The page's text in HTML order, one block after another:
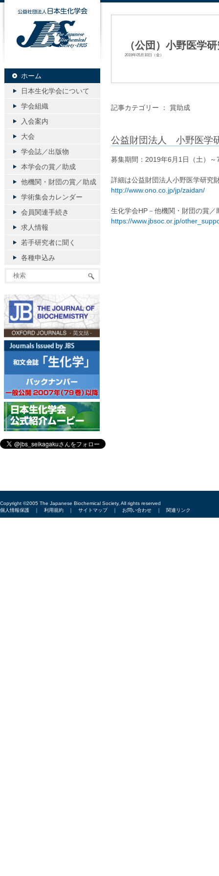
（公団）小野医学
2019年05月10日（金）
記事カテゴリー ： 賞助成
公益財団法人 小野医学
募集期間：2019年6月1日（土）～
詳細は公益財団法人小野医学研究
http://www.ono.co.jp/jp/zaidan/
生化学会HP－他機関・財団の賞／
https://www.jbsoc.or.jp/
公益社団法人日本生化学会
ホーム
日本生化学会について
学会組織
入会案内
大会
学会誌／出版物
本学会の賞／助成
他機関・財団の賞／助成
学術集会カレンダー
会員関連手続き
求人情報
若手研究者に聞く
各種申込み
Copyright ©2005 The Japanese Biochemical Society, All rights reserved
個人情報保護 ｜ 利用規約 ｜ サイトマップ｜ お問い合わせ ｜ 関連リンク